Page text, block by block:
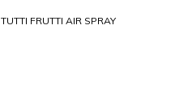
TUTTI FRUTTI AIR SPRAY